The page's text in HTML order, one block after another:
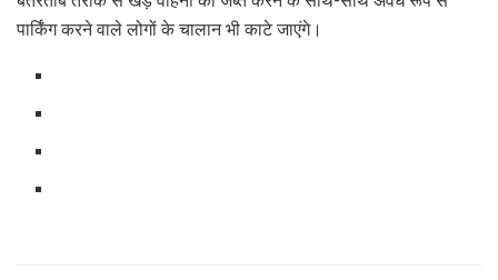
पार्किंग करने वाले लोगों के चालान भी काटे जाएंगे।